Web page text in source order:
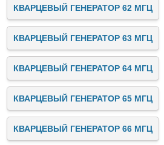
КВАРЦЕВЫЙ ГЕНЕРАТОР 62 МГЦ
КВАРЦЕВЫЙ ГЕНЕРАТОР 63 МГЦ
КВАРЦЕВЫЙ ГЕНЕРАТОР 64 МГЦ
КВАРЦЕВЫЙ ГЕНЕРАТОР 65 МГЦ
КВАРЦЕВЫЙ ГЕНЕРАТОР 66 МГЦ